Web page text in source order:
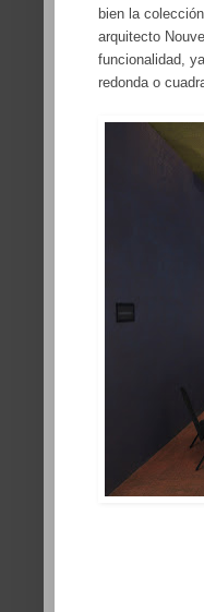
bien la
arquitecto
funcionalidad,
redonda o